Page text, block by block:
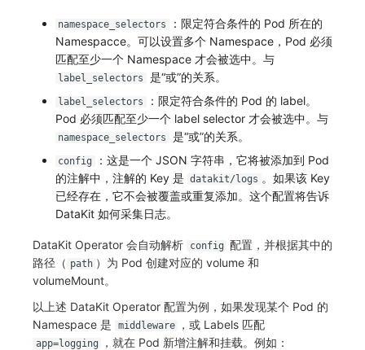
自定义环境变量
跨工作空间授权
字段展示权限
敏感数据扫描
SSO 管理
可用性监测
Func 函数
免登录 Token
namespace_selectors
：限定符合条件的 Pod 所在的
Namespacce。可以设置多个 Namespace，Pod 必须
匹配至少一个 Namespace 才会被选中。与
label_selectors 是“或”的关系。
label_selectors
：限定符合条件的 Pod 的 label。
Pod 必须匹配至少一个 label selector 才会被选中。与
namespace_selectors 是“或”的关系。
config
：这是一个 JSON 字符串，它将被添加到 Pod
的注解中，注解的 Key 是 datakit/logs 。如果该 Key
已经存在，它不会被覆盖或重复添加。这个配置将告诉
DataKit 如何采集日志。
DataKit Operator 会自动解析 config 配置，并根据其中的
路径（ path ）为 Pod 创建对应的 volume 和
volumeMount。
以上述 DataKit Operator 配置为例，如果发现某个 Pod 的
Namespace 是
middleware ，或 Labels 匹配
app=logging ，就在 Pod 新增注解和挂载。例如：